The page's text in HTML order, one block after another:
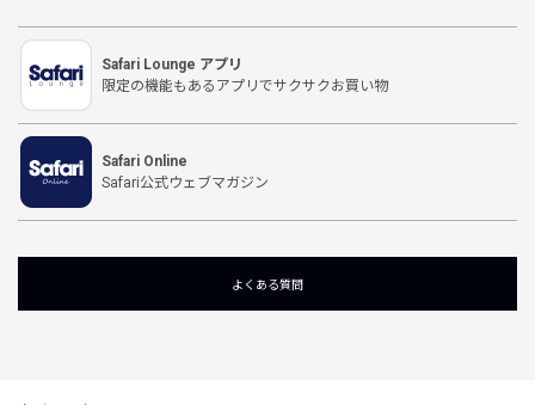
Safari Lounge アプリ
限定の機能もあるアプリでサクサクお買い物
Safari Online
Safari公式ウェブマガジン
よくある質問